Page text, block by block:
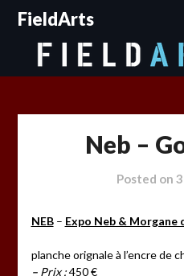
SkipFieldArts
Neb –
Posted on
NEB– Expo Neb & Morgane
planche orignale à l’encre de
– Prix :450 €